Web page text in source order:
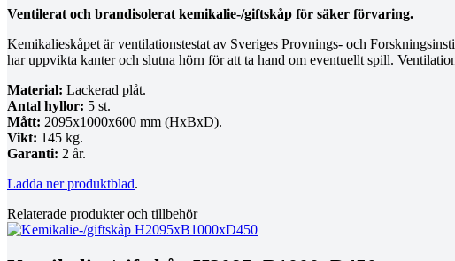
Ventilerat och brandisolerat kemikalie-/giftskåp för säker förvaring.
Kemikalieskåpet är ventilationstestat av Sveriges Provnings- och
har uppvikta kanter och slutna hörn för att ta hand om eventuellt spill.
Material: Lackerad plåt.
Antal hyllor: 5 st.
Mått: 2095x1000x600 mm (HxBxD).
Vikt: 145 kg.
Garanti: 2 år.
Ladda ner produktblad.
Relaterade produkter och tillbehör